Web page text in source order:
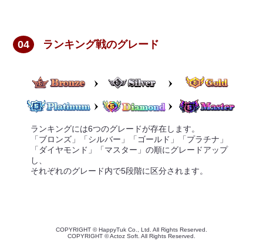
04 ランキング戦のグレード
ランキングには6つのグレードが存在します。
「ブロンズ」「シルバー」「ゴールド」「プラチナ」
「ダイヤモンド」「マスター」の順にグレードアップ
し、
それぞれのグレード内で5段階に区分されます。
COPYRIGHT © HappyTuk Co., Ltd. All Rights Reserved.
COPYRIGHT © Actoz Soft. All Rights Reserved.